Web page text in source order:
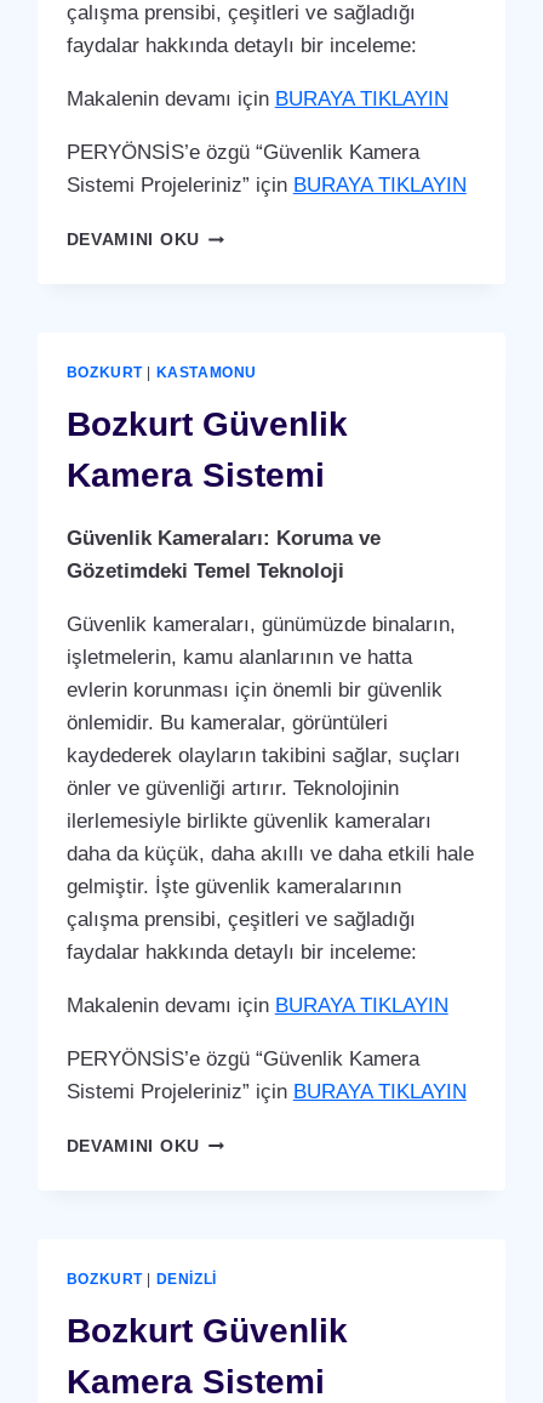
çalışma prensibi, çeşitleri ve sağladığı
faydalar hakkında detaylı bir inceleme:
Makalenin devamı için BURAYA TIKLAYIN
PERYÖNSİS’e özgü “Güvenlik Kamera
Sistemi Projeleriniz” için BURAYA TIKLAYIN
DEVAMINI OKUBOZKURT
BOZKURT| KASTAMONU
Bozkurt Güvenlik
Kamera Sistemi
Güvenlik Kameraları: Koruma ve
Gözetimdeki Temel Teknoloji
Güvenlik kameraları, günümüzde binaların,
işletmelerin, kamu alanlarının ve hatta
evlerin korunması için önemli bir güvenlik
önlemidir. Bu kameralar, görüntüleri
kaydederek olayların takibini sağlar, suçları
önler ve güvenliği artırır. Teknolojinin
ilerlemesiyle birlikte güvenlik kameraları
daha da küçük, daha akıllı ve daha etkili hale
gelmiştir. İşte güvenlik kameralarının
çalışma prensibi, çeşitleri ve sağladığı
faydalar hakkında detaylı bir inceleme:
Makalenin devamı için BURAYA TIKLAYIN
PERYÖNSİS’e özgü “Güvenlik Kamera
Sistemi Projeleriniz” için BURAYA TIKLAYIN
DEVAMINI OKUBOZKURT
BOZKURT| DENIZLI
Bozkurt Güvenlik
Kamera Sistemi